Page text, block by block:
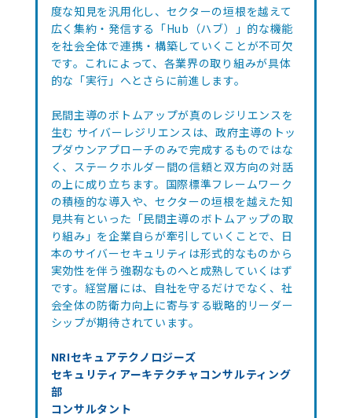
度な知見を汎用化し、セクターの垣根を越えて
広く集約・発信する「Hub（ハブ）」的な機能
を社会全体で連携・構築していくことが不可欠
です。これによって、各業界の取り組みが具体
的な「実行」へとさらに前進します。
民間主導のボトムアップが真のレジリエンスを
生む サイバーレジリエンスは、政府主導のトッ
プダウンアプローチのみで完成するものではな
く、ステークホルダー間の信頼と双方向の対話
の上に成り立ちます。国際標準フレームワーク
の積極的な導入や、セクターの垣根を越えた知
見共有といった「民間主導のボトムアップの取
り組み」を企業自らが牽引していくことで、日
本のサイバーセキュリティは形式的なものから
実効性を伴う強靭なものへと成熟していくはず
です。経営層には、自社を守るだけでなく、社
会全体の防衛力向上に寄与する戦略的リーダー
シップが期待されています。
NRIセキュアテクノロジーズ
セキュリティアーキテクチャコンサルティング
部
コンサルタント